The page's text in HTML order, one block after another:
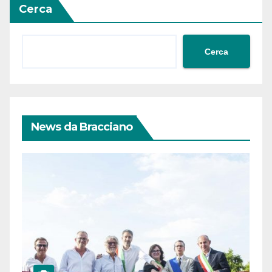
Cerca
Cerca
News da Bracciano